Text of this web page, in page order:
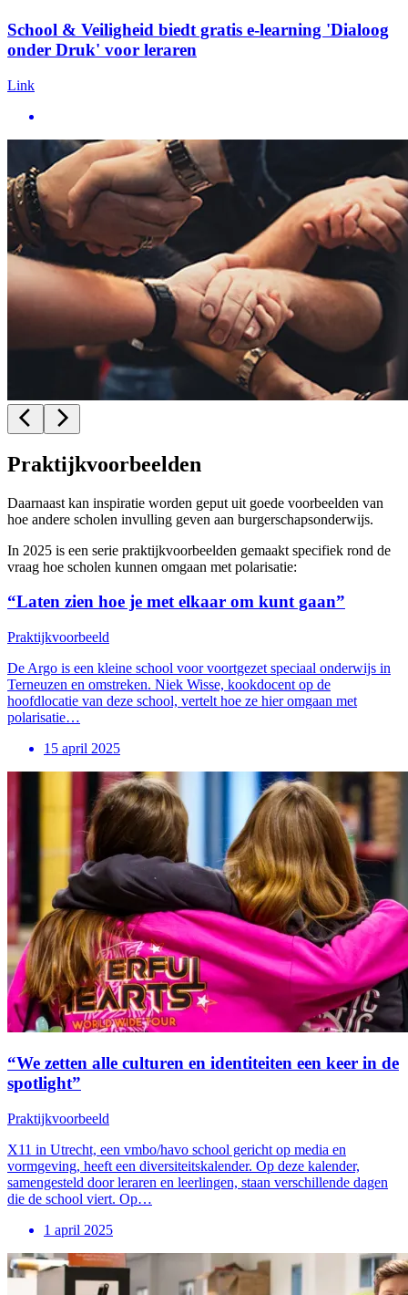
School & Veiligheid biedt gratis e-learning 'Dialoog
onder Druk' voor leraren
Link
Praktijkvoorbeelden
Daarnaast kan inspiratie worden geput uit goede voorbeelden van
hoe andere scholen invulling geven aan burgerschapsonderwijs.
In 2025 is een serie praktijkvoorbeelden gemaakt specifiek rond de
vraag hoe scholen kunnen omgaan met polarisatie:
“Laten zien hoe je met elkaar om kunt gaan”
Praktijkvoorbeeld
De Argo is een kleine school voor voortgezet speciaal onderwijs in
Terneuzen en omstreken. Niek Wisse, kookdocent op de
hoofdlocatie van deze school, vertelt hoe ze hier omgaan met
polarisatie…
15 april 2025
“We zetten alle culturen en identiteiten een keer in de
spotlight”
Praktijkvoorbeeld
X11 in Utrecht, een vmbo/havo school gericht op media en
vormgeving, heeft een diversiteitskalender. Op deze kalender,
samengesteld door leraren en leerlingen, staan verschillende dagen
die de school viert. Op…
1 april 2025